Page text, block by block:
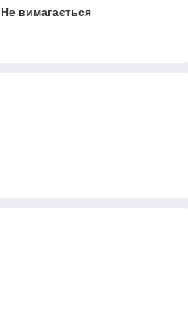
Не вимагається